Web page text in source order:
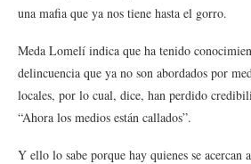
una mafia que ya nos tiene hasta el gorro.
Meda Lomelí indica que ha tenido
delincuencia que ya no son abordados por
locales, por lo cual, dice, han perdido
“Ahora los medios están callados”.
Y ello lo sabe porque hay quienes se acercan